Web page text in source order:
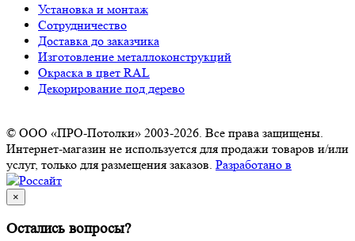
Установка и монтаж
Сотрудничество
Доставка до заказчика
Изготовление металлоконструкций
Окраска в цвет RAL
Декорирование под дерево
© ООО «ПРО-Потолки» 2003-2026. Все права защищены.
Интернет-магазин не используется для продажи товаров и/или
услуг, только для размещения заказов. Разработано в
×
Остались вопросы?